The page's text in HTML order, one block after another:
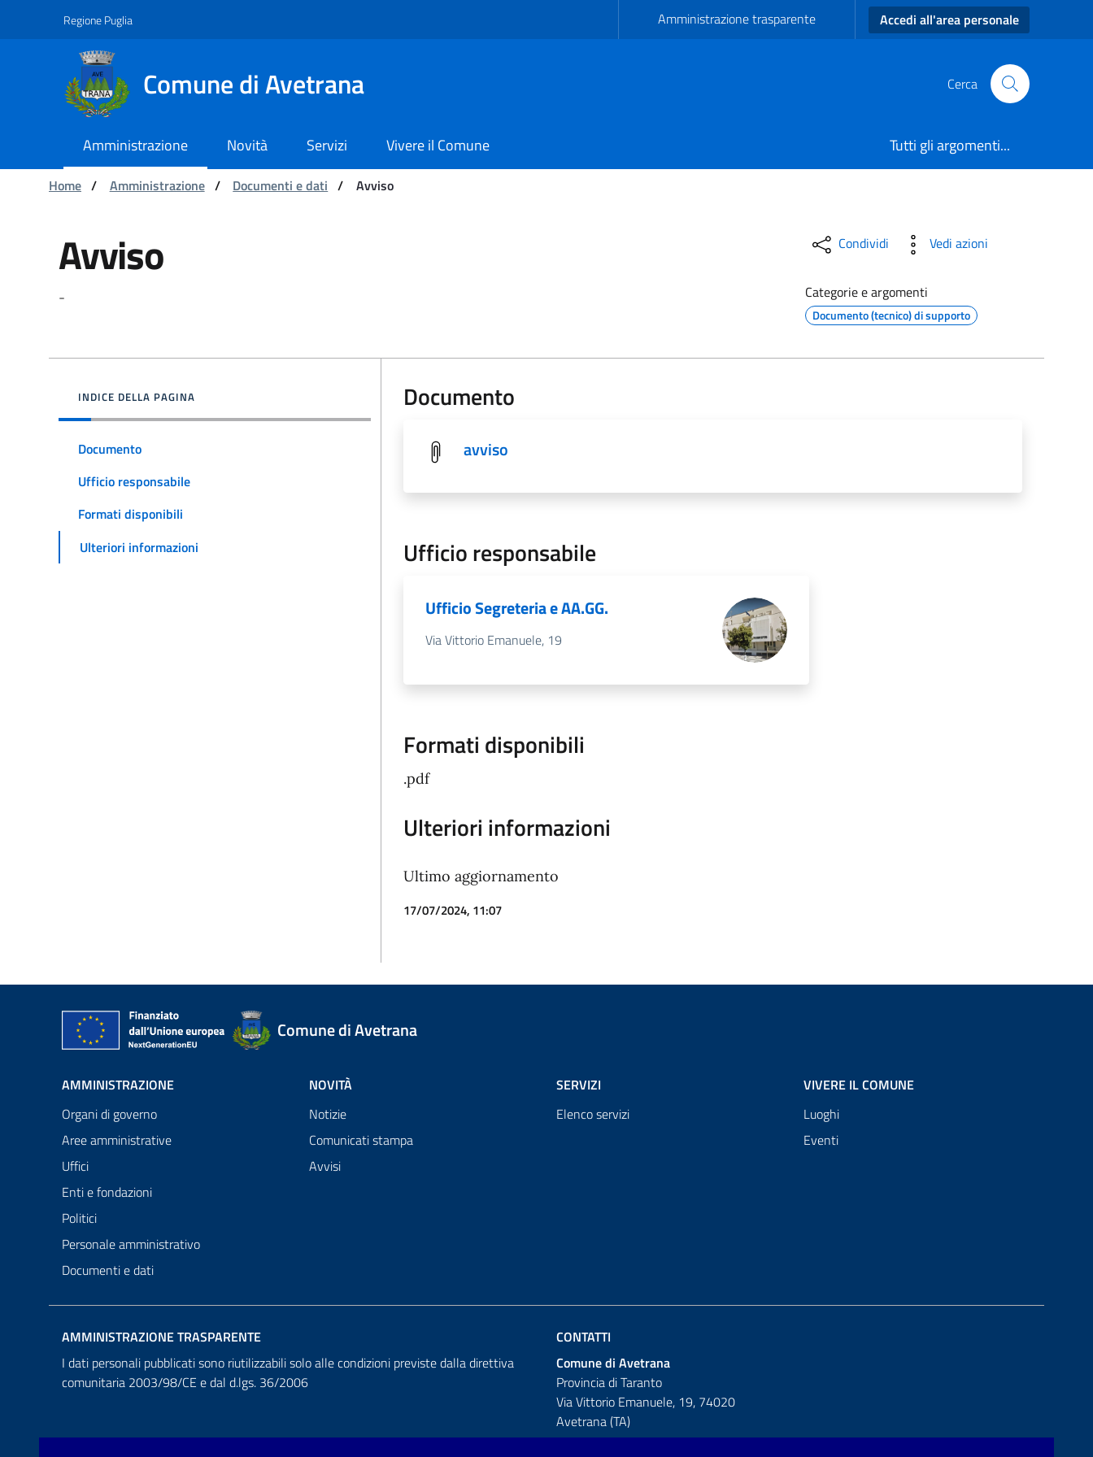
Navigazione
Salta al contenuto
Regione Puglia Amministrazione trasparente Accedi all'area personale
Comune di Avetrana Cerca
Amministrazione Novità Servizi Vivere il Comune
Tutti gli argomenti...
Ti trovi in:
Home / Amministrazione / Documenti e dati / Avviso
Avviso - Comune di Avetrana
Avviso
-
Condividi Vedi azioni
Categorie e argomenti
Documento (tecnico) di supporto
INDICE DELLA PAGINA
Documento
Ufficio responsabile
Formati disponibili
Ulteriori informazioni
Documento
avviso
Ufficio responsabile
Ufficio Segreteria e AA.GG.
Via Vittorio Emanuele, 19
Formati disponibili
.pdf
Ulteriori informazioni
Ultimo aggiornamento
17/07/2024, 11:07
Comune di Avetrana
AMMINISTRAZIONE
Organi di governo
Aree amministrative
Uffici
Enti e fondazioni
Politici
Personale amministrativo
Documenti e dati
NOVITÀ
Notizie
Comunicati stampa
Avvisi
SERVIZI
Elenco servizi
VIVERE IL COMUNE
Luoghi
Eventi
AMMINISTRAZIONE TRASPARENTE
I dati personali pubblicati sono riutilizzabili solo alle condizioni previste dalla direttiva
comunitaria 2003/98/CE e dal d.lgs. 36/2006
CONTATTI
Comune di Avetrana
Provincia di Taranto
Via Vittorio Emanuele, 19, 74020
Avetrana (TA)